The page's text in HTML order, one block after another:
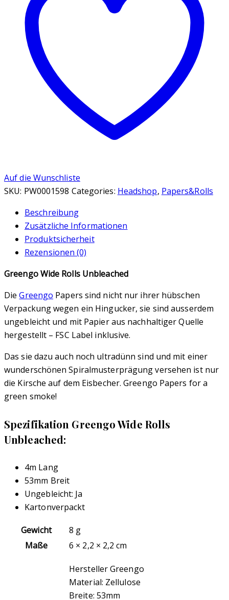
Auf die Wunschliste
SKU: PW0001598 Categories: Headshop, Papers&Rolls
Beschreibung
Zusätzliche Informationen
Produktsicherheit
Rezensionen (0)
Greengo Wide Rolls Unbleached
DieGreengo Papers sind nicht nur ihrer hübschen
Verpackung wegen ein Hingucker, sie sind ausserdem
ungebleicht und mit Papier aus nachhaltiger Quelle
hergestellt – FSC Label inklusive.
Das sie dazu auch noch ultradünn sind und mit einer
wunderschönen Spiralmusterprägung versehen ist nur
die Kirsche auf dem Eisbecher. Greengo Papers for a
green smoke!
Spezifikation Greengo Wide Rolls
Unbleached:
4m Lang
53mm Breit
Ungebleicht: Ja
Kartonverpackt
Gewicht
8 g
Maße
6 × 2,2 × 2,2 cm
Hersteller Greengo
Material: Zellulose
Breite: 53mm